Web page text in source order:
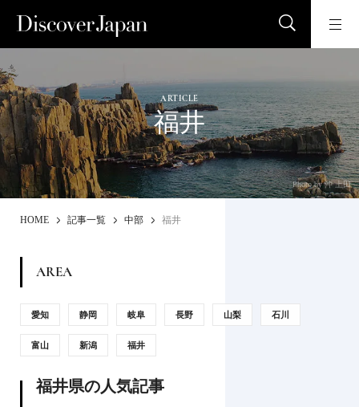
ARTICLE
福井
Photo by 沖 上田
HOME 記事一覧 中部 福井
AREA
愛知 静岡 岐阜 長野 山梨 石川
富山 新潟 福井
福井県の人気記事